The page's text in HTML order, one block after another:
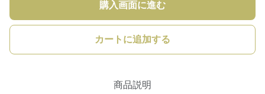
購入画面に進む
カートに追加する
商品説明